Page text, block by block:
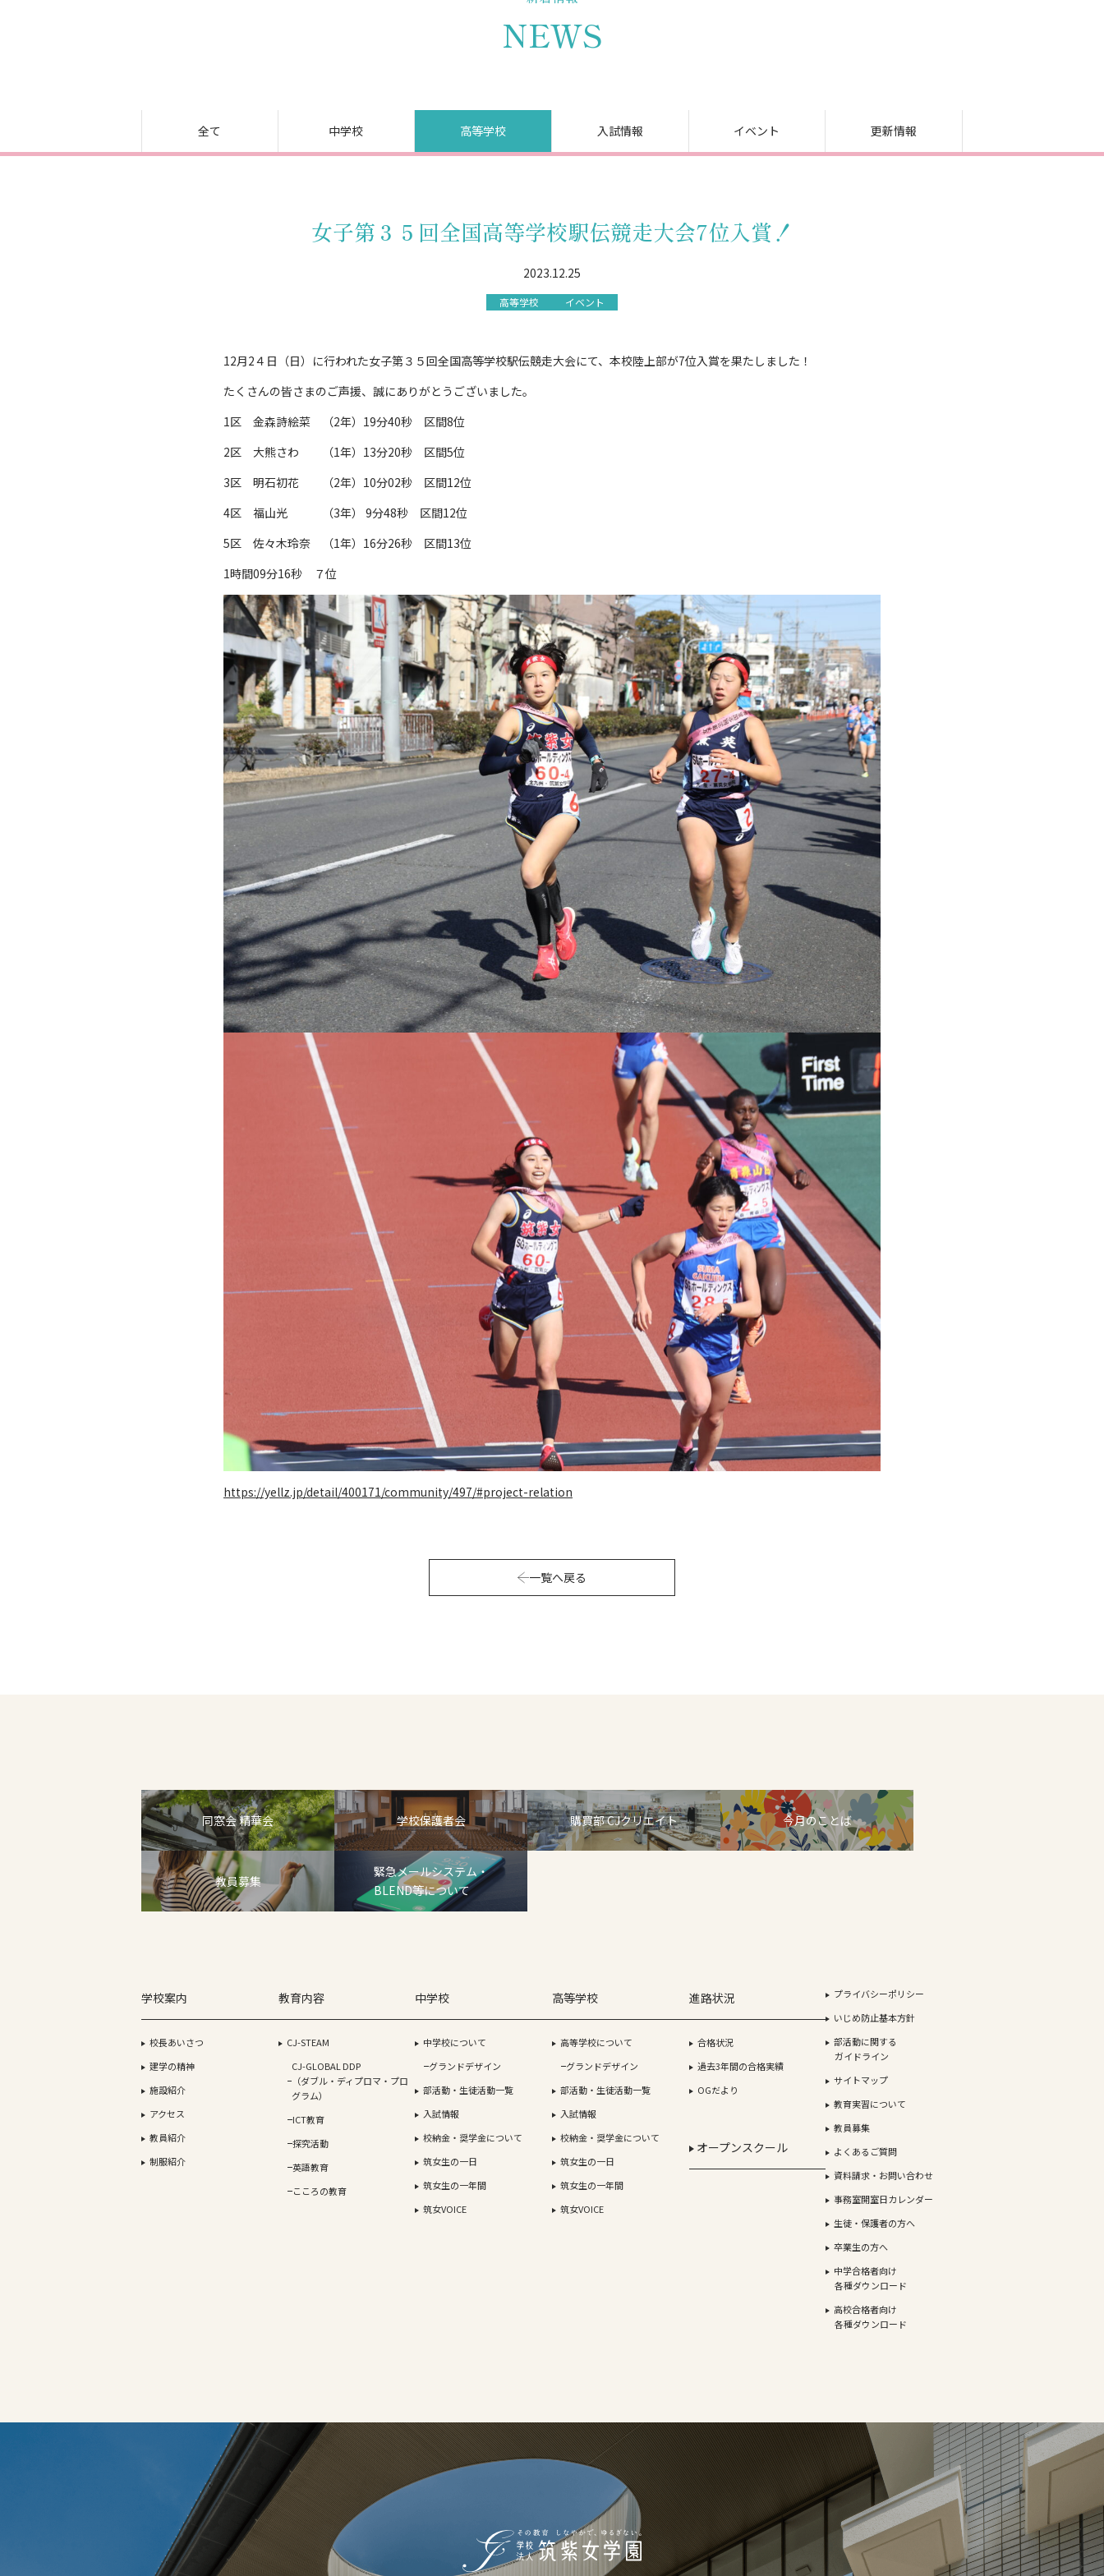
NEWS
全て 中学校 高等学校 入試情報 イベント 更新情報
女子第３５回全国高等学校駅伝競走大会7位入賞！
2023.12.25
高等学校 イベント
12月2４日（日）に行われた女子第３５回全国高等学校駅伝競走大会にて、本校陸上部が7位入賞を果たしました！
たくさんの皆さまのご声援、誠にありがとうございました。
1区 金森詩絵菜 （2年）19分40秒 区間8位
2区 大熊さわ （1年）13分20秒 区間5位
3区 明石初花 （2年）10分02秒 区間12位
4区 福山光 （3年） 9分48秒 区間12位
5区 佐々木玲奈 （1年）16分26秒 区間13位
1時間09分16秒 ７位
https://yellz.jp/detail/400171/community/497/#project-relation
一覧へ戻る
同窓会 精華会 学校保護者会 購買部 CJクリエイト 今月のことば
教員募集
緊急メールシステム・
BLEND等について
学校案内
校長あいさつ
建学の精神
施設紹介
アクセス
教員紹介
制服紹介
教育内容
CJ-STEAM
CJ-GLOBAL DDP
（ダブル・ディプロマ・プロ
グラム）
ICT教育
探究活動
英語教育
こころの教育
中学校
中学校について
グランドデザイン
部活動・生徒活動一覧
入試情報
校納金・奨学金について
筑女生の一日
筑女生の一年間
筑女VOICE
高等学校
高等学校について
グランドデザイン
部活動・生徒活動一覧
入試情報
校納金・奨学金について
筑女生の一日
筑女生の一年間
筑女VOICE
進路状況
合格状況
過去3年間の合格実績
OGだより
オープンスクール
プライバシーポリシー
いじめ防止基本方針
部活動に関する
ガイドライン
サイトマップ
教育実習について
教員募集
よくあるご質問
資料請求・お問い合わせ
事務室開室日カレンダー
生徒・保護者の方へ
卒業生の方へ
中学合格者向け
各種ダウンロード
高校合格者向け
各種ダウンロード